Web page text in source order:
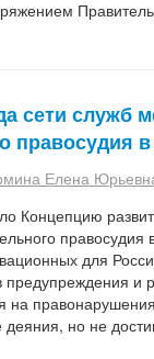
сети служб
правосудия
Елена
Концепцию
для
предупреждения и
на
но не